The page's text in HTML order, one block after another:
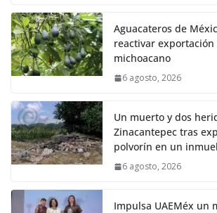
Aguacateros de
reactivar
michoacano
6 agosto, 2026
Un muerto y dos
Zinacantepec tras
polvorín en un
6 agosto, 2026
Impulsa UAEMéx un